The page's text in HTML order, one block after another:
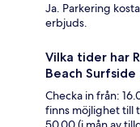
Ja. Parkering
erbjuds.
Vilka tider har
Beach
Checka in från:
finns möjlighet till